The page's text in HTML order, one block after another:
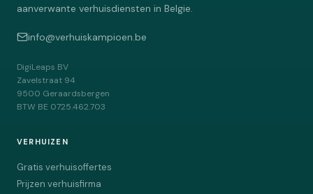
aanverwante verhuisdiensten in Belgie.
info@verhuiskampioen.be
DigiLeaps BV
Zavelstraat 94
9500 Geraardsbergen
BTW BE 0725.462.703
VERHUIZEN
Gratis verhuisoffertes
Prijzen verhuisfirma